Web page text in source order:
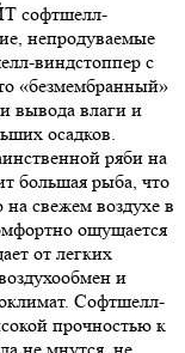
софтшелл-
непродуваемые
виндстоппер с
«безмембранный»
вывода влаги и
осадков.
ряби на
большая рыба, что
свежем воздухе в
ощущается
от легких
и
Софтшелл-
прочностью к